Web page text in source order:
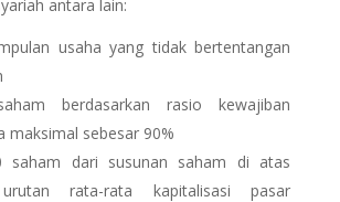
antara lain:
usaha yang tidak bertentangan
berdasarkan rasio kewajiban
maksimal sebesar 90%
saham dari susunan saham di atas
urutan rata-rata kapitalisasi pasar